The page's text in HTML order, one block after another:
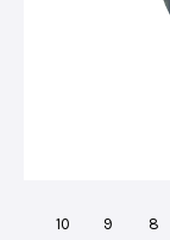
8
9
10